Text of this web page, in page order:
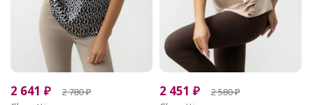
2 641 ₽ 2 780₽ 2 451 ₽ 2 580₽